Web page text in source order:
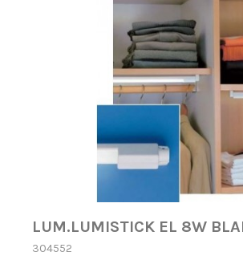
LUM.LUMISTICK EL 8W
304552